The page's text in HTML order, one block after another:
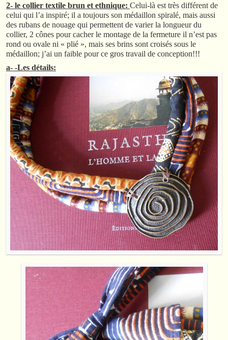
2- le collier textile brun et ethnique: Celui-là est très différent de
celui qui l’a inspiré; il a toujours son médaillon spiralé, mais aussi
des rubans de nouage qui permettent de varier la longueur du
collier, 2 cônes pour cacher le montage de la fermeture il n’est pas
rond ou ovale ni « plié », mais ses brins sont croisés sous le
médaillon; j’ai un faible pour ce gros travail de conception!!!
a- -Les détails: